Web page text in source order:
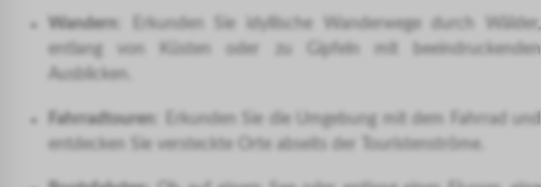
Wandern
: Erkunden Sie idyllische Wanderwege durch Wälder,
entlang von Küsten oder zu Gipfeln mit beeindruckenden
Ausblicken.
Fahrradtouren
: Erkunden Sie die Umgebung mit dem Fahrrad und
entdecken Sie versteckte Orte abseits der Touristenströme.